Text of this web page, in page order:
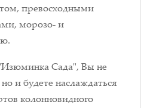
превосходными
морозо- и
Сада", Вы не
и будете наслаждаться
колонновидного